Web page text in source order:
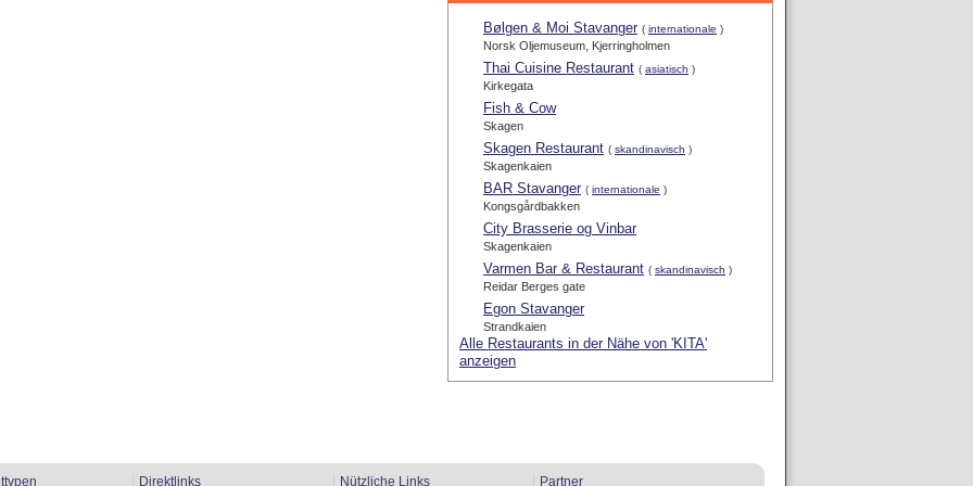
Bølgen & Moi Stavanger ( internationale )
Norsk Oljemuseum, Kjerringholmen
Thai Cuisine Restaurant ( asiatisch )
Kirkegata
Fish & Cow
Skagen
Skagen Restaurant ( skandinavisch )
Skagenkaien
BAR Stavanger ( internationale )
Kongsgårdbakken
City Brasserie og Vinbar
Skagenkaien
Varmen Bar & Restaurant ( skandinavisch )
Reidar Berges gate
Egon Stavanger
Strandkaien
Alle Restaurants in der Nähe von 'KITA'
anzeigen
Direktlinks Nützliche Links Partner